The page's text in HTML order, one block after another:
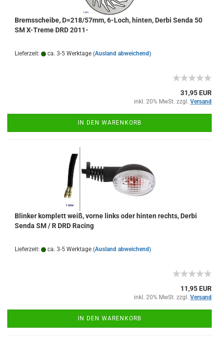
Bremsscheibe, D=218/57mm, 6-Loch, hinten, Derbi Senda 50
SM X-Treme DRD 2011-
Lieferzeit: ca. 3-5 Werktage (Ausland abweichend)
31,95 EUR
inkl. 20% MwSt. zzgl. Versand
IN DEN WARENKORB
Blinker komplett weiß, vorne links oder hinten rechts, Derbi
Senda SM / R DRD Racing
Lieferzeit: ca. 3-5 Werktage (Ausland abweichend)
11,95 EUR
inkl. 20% MwSt. zzgl. Versand
IN DEN WARENKORB